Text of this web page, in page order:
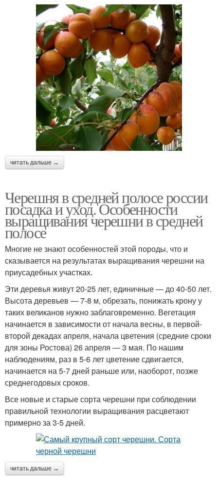
читать дальше →
Черешня в средней полосе россии
посадка и уход. Особенности
выращивания черешни в средней
полосе
Многие не знают особенностей этой породы, что и
сказывается на результатах выращивания черешни на
приусадебных участках.
Эти деревья живут 20-25 лет, единичные — до 40-50 лет.
Высота деревьев — 7-8 м, обрезать, понижать крону у
таких великанов нужно заблаговременно. Вегетация
начинается в зависимости от начала весны, в первой-
второй декадах апреля, начала цветения (средние сроки
для зоны Ростова) 26 апреля — 3 мая. По нашим
наблюдениям, раз в 5-6 лет цветение сдвигается,
начинается на 5-7 дней раньше или, наоборот, позже
среднегодовых сроков.
Все новые и старые сорта черешни при соблюдении
правильной технологии выращивания расцветают
примерно за 3-5 дней.
читать дальше →